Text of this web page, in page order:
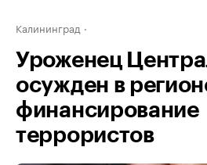
Калининград
Уроженец
осужден в
финансирование
террористов